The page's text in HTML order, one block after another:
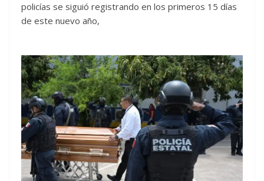
policías se siguió registrando en los primeros 15 días
de este nuevo año,